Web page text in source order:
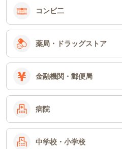
コンビ二
薬局・ドラッグストア
金融機関・郵便局
病院
中学校・小学校